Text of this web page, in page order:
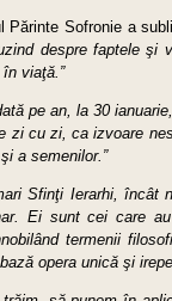
Părinte Sofronie a
despre faptele
viaţă.”
pe an, la 30
zi cu zi, ca izvoare
a semenilor.”
Sfinţi Ierarhi, încât
Ei sunt cei care
termenii
opera unică şi